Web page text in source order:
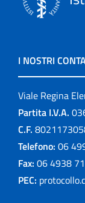
I NOSTRI
Viale Regina
Partita I.V.A.
C.F.
Telefono: 06
Fax: 06 4938
PEC: